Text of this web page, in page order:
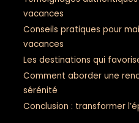
vacances
Conseils pratiques pour
vacances
Les destinations qui
Comment aborder une
sérénité
Conclusion : transformer